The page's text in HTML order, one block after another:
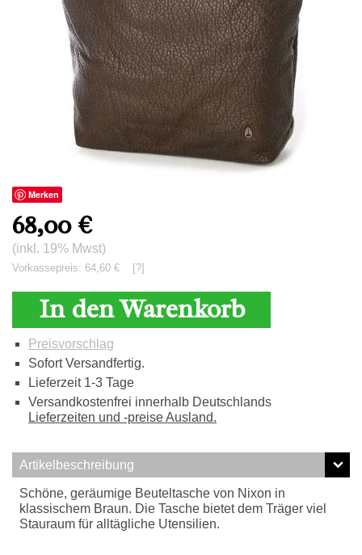
Merken
68,00 €
(inkl. 19% Mwst)
Vorkassepreis: 64,60 € [?]
In den Warenkorb
Preisvorschlag
Sofort Versandfertig.
Lieferzeit 1-3 Tage
Versandkostenfrei innerhalb Deutschlands
Lieferzeiten und -preise Ausland.
Artikelbeschreibung
Schöne, geräumige Beuteltasche von Nixon in
klassischem Braun. Die Tasche bietet dem Träger viel
Stauraum für alltägliche Utensilien.